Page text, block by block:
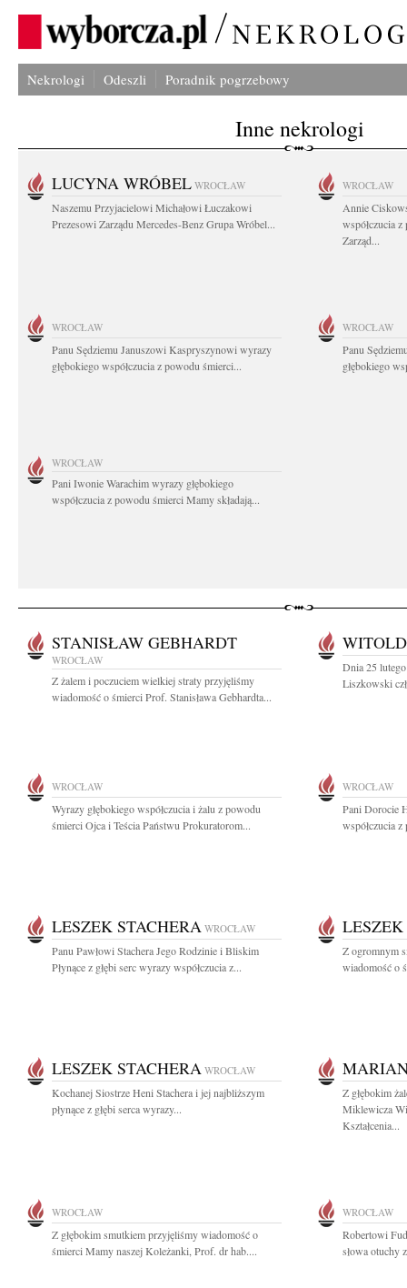
Nekrologi Odeszli Poradnik pogrzebowy
Inne nekrologi
LUCYNA WRÓBEL WROCŁAW
Naszemu Przyjacielowi Michałowi Łuczakowi
Prezesowi Zarządu Mercedes-Benz Grupa Wróbel...
WROCŁAW
Annie
współczucia
Zarząd...
WROCŁAW
Panu Sędziemu Januszowi Kaspryszynowi wyrazy
głębokiego współczucia z powodu śmierci...
WROCŁAW
Panu
głębokiego
WROCŁAW
Pani Iwonie Warachim wyrazy głębokiego
współczucia z powodu śmierci Mamy składają...
STANISŁAW GEBHARDT
WROCŁAW
Z żalem i poczuciem wielkiej straty przyjęliśmy
wiadomość o śmierci Prof. Stanisława Gebhardta...
Dnia 25
Liszkowski
WROCŁAW
Wyrazy głębokiego współczucia i żalu z powodu
śmierci Ojca i Teścia Państwu Prokuratorom...
WROCŁAW
Pani Dorocie
współczucia
LESZEK STACHERA WROCŁAW
Panu Pawłowi Stachera Jego Rodzinie i Bliskim
Płynące z głębi serc wyrazy współczucia z...
Z ogromnym
wiadomość o
LESZEK STACHERA WROCŁAW
Kochanej Siostrze Heni Stachera i jej najbliższym
płynące z głębi serca wyrazy...
Z głębokim
Miklewicza
Kształcenia...
WROCŁAW
Z głębokim smutkiem przyjęliśmy wiadomość o
śmierci Mamy naszej Koleżanki, Prof. dr hab....
WROCŁAW
Robertowi
słowa otuchy